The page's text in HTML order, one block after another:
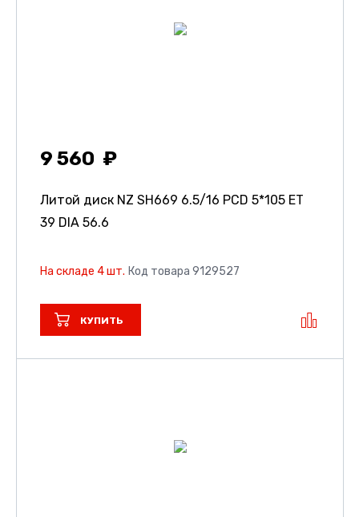
9 560
Литой диск NZ SH669 6.5/16 PCD 5*105 ET
39 DIA 56.6
На складе 4 шт. Код товара 9129527
КУПИТЬ